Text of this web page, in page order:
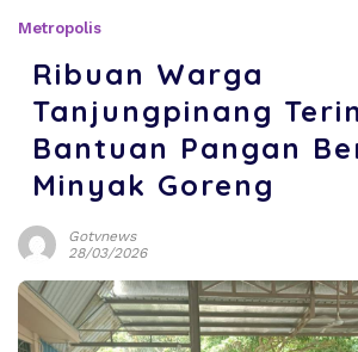
Metropolis
Ribuan Warga
Tanjungpinang
Bantuan Pangan
Minyak Goreng
Gotvnews
28/03/2026